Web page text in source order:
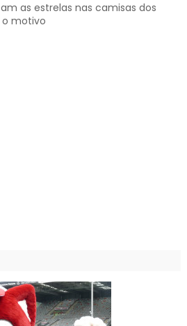
as estrelas nas camisas dos
motivo